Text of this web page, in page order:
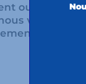
ou
vous